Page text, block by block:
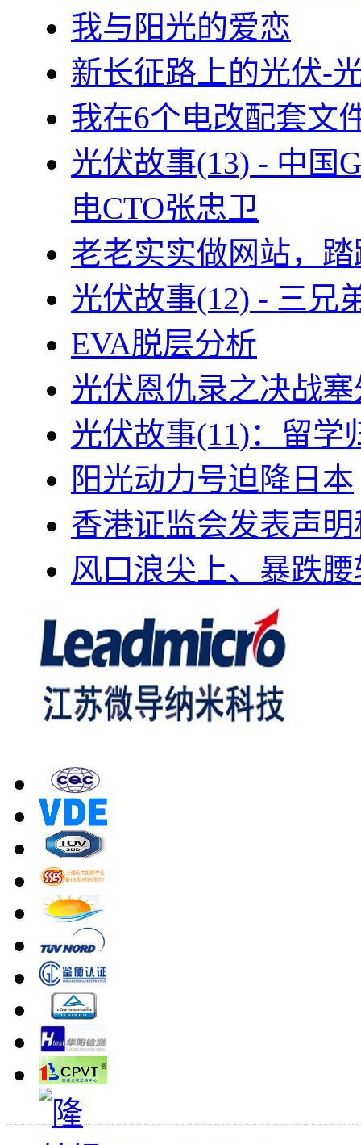
我与阳光的爱恋
新长征路上的光伏-
我在6个电改配套文
光伏故事(13) - 中国
电CTO张忠卫
老老实实做网站，
光伏故事(12) - 三兄
EVA脱层分析
光伏恩仇录之决战
光伏故事(11)：留学
阳光动力号迫降日本
香港证监会发表声
风口浪尖上、暴跌